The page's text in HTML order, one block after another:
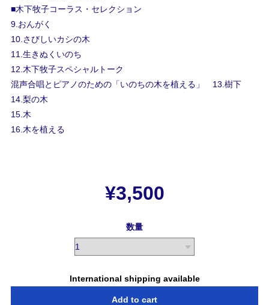
■木下牧子コーラス・セレクション
9.おんがく
10.さびしいカシの木
11.生きぬくいのち
12.木下牧子スペシャルトーク
混声合唱とピアノのための「いのちの木を植える」 13.樹下
14.梨の木
15.木
16.木を植える
¥3,500
数量
International shipping available
Add to cart